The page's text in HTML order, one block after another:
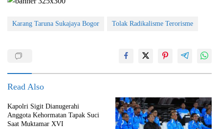
Karang Taruna Sukajaya Bogor Tolak Radikalisme Terorisme
Read Also
Kapolri Sigit Dianugerahi
Anggota Kehormatan Tapak Suci
Saat Muktamar XVI